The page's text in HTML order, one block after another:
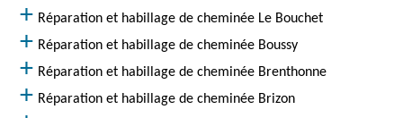
Réparation et habillage de cheminée Le Bouchet
Réparation et habillage de cheminée Boussy
Réparation et habillage de cheminée Brenthonne
Réparation et habillage de cheminée Brizon